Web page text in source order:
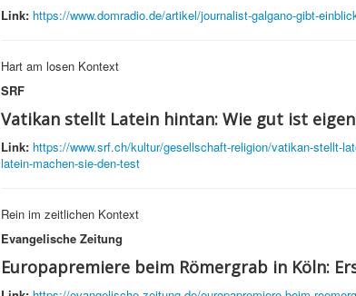
Link: https://www.domradio.de/artikel/journalist-galgano-gibt-
Hart am losen Kontext
SRF
Vatikan stellt Latein hintan: Wie gut ist
Link: https://www.srf.ch/kultur/gesellschaft-religion/vatikan-stellt-
latein-machen-sie-den-test
Rein im zeitlichen Kontext
Evangelische Zeitung
Europapremiere beim Römergrab in Köln: